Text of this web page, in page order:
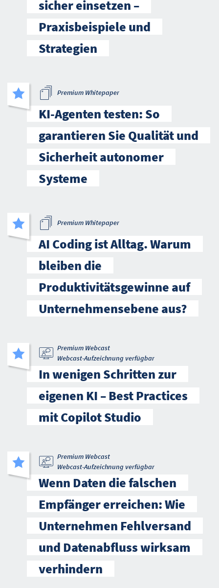
sicher einsetzen –
Praxisbeispiele und
Strategien
Premium Whitepaper
KI-Agenten testen: So
garantieren Sie Qualität und
Sicherheit autonomer
Systeme
Premium Whitepaper
AI Coding ist Alltag. Warum
bleiben die
Produktivitätsgewinne auf
Unternehmensebene aus?
Premium Webcast
Webcast-Aufzeichnung verfügbar
In wenigen Schritten zur
eigenen KI – Best Practices
mit Copilot Studio
Premium Webcast
Webcast-Aufzeichnung verfügbar
Wenn Daten die falschen
Empfänger erreichen: Wie
Unternehmen Fehlversand
und Datenabfluss wirksam
verhindern